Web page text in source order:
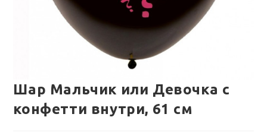
Шар Мальчик или Девочка с
конфетти внутри, 61 см